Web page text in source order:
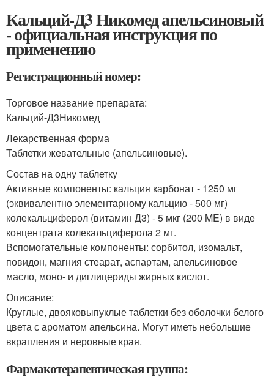
Кальций-Д3 Никомед апельсиновый
- официальная инструкция по
применению
Регистрационный номер:
Торговое название препарата:
Кальций-Д3Никомед
Лекарственная форма
Таблетки жевательные (апельсиновые).
Состав на одну таблетку
Активные компоненты: кальция карбонат - 1250 мг
(эквивалентно элементарному кальцию - 500 мг)
колекальциферол (витамин Д3) - 5 мкг (200 ME) в виде
концентрата колекальциферола 2 мг.
Вспомогательные компоненты: сорбитол, изомальт,
повидон, магния стеарат, аспартам, апельсиновое
масло, моно- и диглицериды жирных кислот.
Описание:
Круглые, двояковыпуклые таблетки без оболочки белого
цвета с ароматом апельсина. Могут иметь небольшие
вкрапления и неровные края.
Фармакотерапевтическая группа: